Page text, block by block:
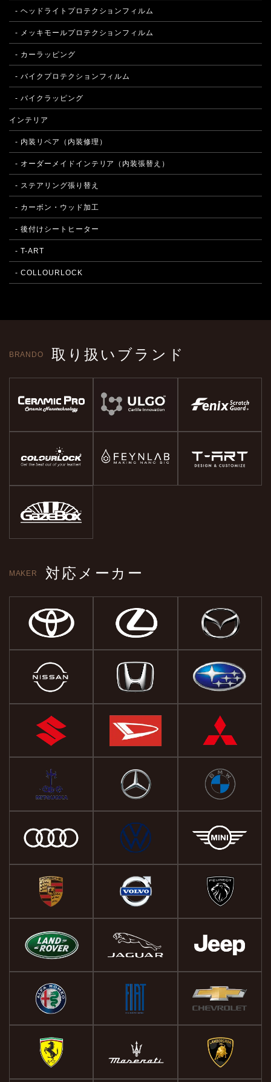
- ヘッドライトプロテクションフィルム
- メッキモールプロテクションフィルム
- カーラッピング
- バイクプロテクションフィルム
- バイクラッピング
インテリア
- 内装リペア（内装修理）
- オーダーメイドインテリア（内装張替え）
- ステアリング張り替え
- カーボン・ウッド加工
- 後付けシートヒーター
- T-ART
- COLLOURLOCK
BRANDO 取り扱いブランド
MAKER 対応メーカー